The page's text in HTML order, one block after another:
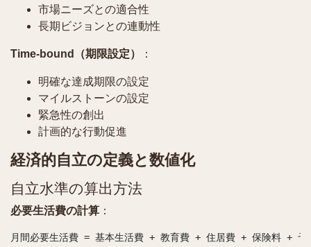
市場ニーズとの適合性
長期ビジョンとの連動性
Time-bound（期限設定） ：
明確な達成期限の設定
マイルストーンの設定
緊急性の創出
計画的な行動促進
経済的自立の定義と数値化
自立水準の算出方法
必要生活費の計算 ：